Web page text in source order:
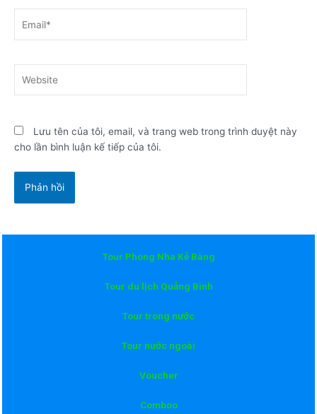
Lưu tên của tôi, email, và trang web trong trình duyệt này
cho lần bình luận kế tiếp của tôi.
Tour Phong Nha Kẻ Bàng
Tour du lịch Quảng Bình
Tour trong nước
Tour nước ngoài
Voucher
Comboo